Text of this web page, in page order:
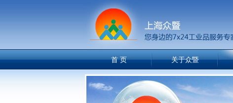
首 页 关于众暨
在线客服